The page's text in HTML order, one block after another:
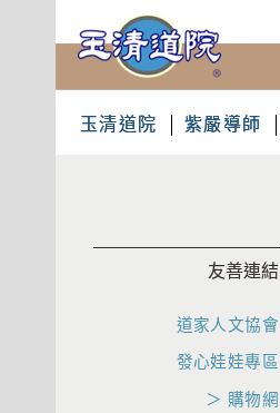
玉清道院 紫嚴導師
友善連結
道家人文協會
發心娃娃專區
＞ 購物網